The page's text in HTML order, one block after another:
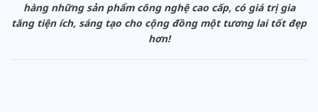
hàng những sản phẩm công nghệ cao cấp, có giá trị gia
tăng tiện ích, sáng tạo cho cộng đồng một tương lai tốt đẹp
hơn!